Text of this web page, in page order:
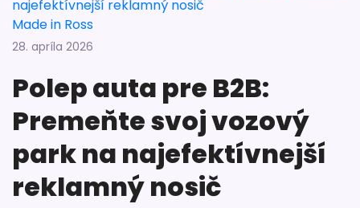
Made in Ross
28. apríla 2026
Polep auta pre B2B:
Premeňte svoj vozový
park na najefektívnejší
reklamný nosič